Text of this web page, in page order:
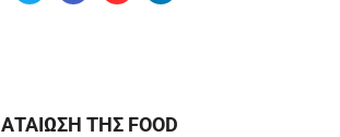
ΤΗΣ FOOD